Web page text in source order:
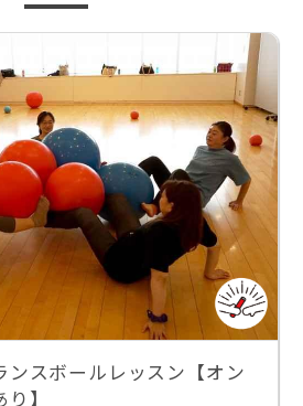
ンスボールレッスン【オン
】